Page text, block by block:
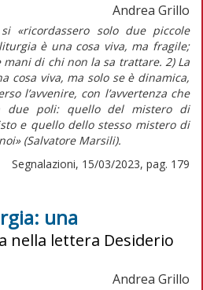
Andrea Grillo
«ricordassero solo due piccole
è una cosa viva, ma fragile;
mani di chi non la sa trattare. 2) La
cosa viva, ma solo se è dinamica,
l’avvenire, con l’avvertenza che
due poli: quello del mistero di
e quello dello stesso mistero di
(Salvatore Marsili).
Segnalazioni, 15/03/2023, pag. 179
una
nella lettera Desiderio
Andrea Grillo